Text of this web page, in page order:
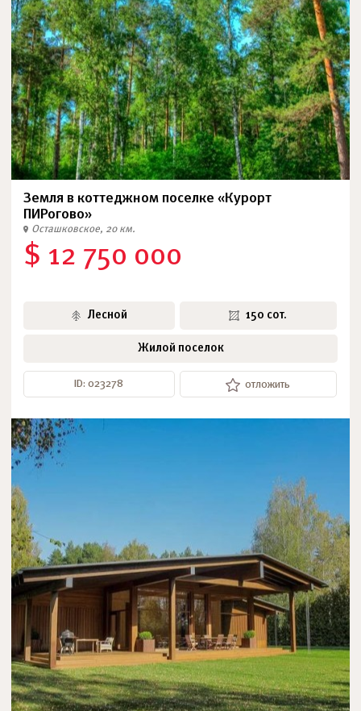
Земля в коттеджном поселке «Курорт
ПИРогово»
Осташковское, 20 км.
$ 12 750 000
Лесной 150 сот.
Жилой поселок
ID: 023278 отложить